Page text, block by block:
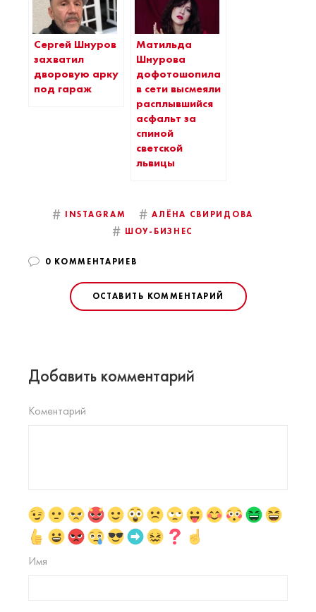
Сергей Шнуров
захватил
дворовую арку
под гараж
Матильда
Шнурова
дофотошопилась:
в сети высмеяли
расплывшийся
асфальт за
спиной
светской
львицы
# INSTAGRAM # АЛЁНА СВИРИДОВА
# ШОУ-БИЗНЕС
0 КОММЕНТАРИЕВ
ОСТАВИТЬ КОММЕНТАРИЙ
Добавить комментарий
Коментарий
Имя